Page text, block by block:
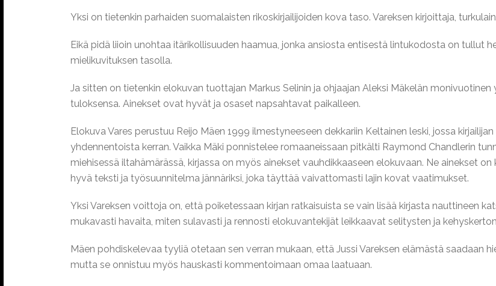
Yksi on tietenkin parhaiden suomalaisten rikoskirjailijoiden kova taso. Vareksen kirjoittaja,
Eikä pidä liioin unohtaa itärikollisuuden haamua, jonka ansiosta entisestä lintukodosta on tullut
mielikuvituksen tasolla.
Ja sitten on tietenkin elokuvan tuottajan Markus Selinin ja ohjaajan Aleksi Mäkelän
tuloksensa. Ainekset ovat hyvät ja osaset napsahtavat paikalleen.
Elokuva Vares perustuu Reijo Mäen 1999 ilmestyneeseen dekkariin Keltainen leski, jossa
yhdennentoista kerran. Vaikka Mäki ponnistelee romaaneissaan pitkälti Raymond Chandlerin
miehisessä iltahämärässä, kirjassa on myös ainekset vauhdikkaaseen elokuvaan. Ne ainekset
hyvä teksti ja työsuunnitelma jännäriksi, joka täyttää vaivattomasti lajin kovat vaatimukset.
Yksi Vareksen voittoja on, että poiketessaan kirjan ratkaisuista se vain lisää kirjasta nauttineen
mukavasti havaita, miten sulavasti ja rennosti elokuvantekijät leikkaavat selitysten ja
Mäen pohdiskelevaa tyyliä otetaan sen verran mukaan, että Jussi Vareksen elämästä saadaan
mutta se onnistuu myös hauskasti kommentoimaan omaa laatuaan.